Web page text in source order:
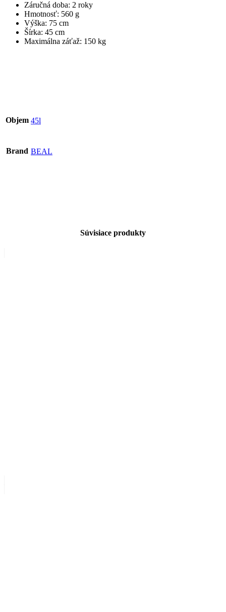
Záručná doba: 2 roky
Hmotnosť: 560 g
Výška: 75 cm
Šírka: 45 cm
Maximálna záťaž: 150 kg
Objem 45l
Brand BEAL
Súvisiace produkty